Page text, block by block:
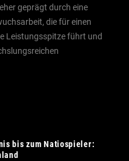
geprägt durch eine
die für einen
Leistungs­spitze führt und
bis zum Natiospieler: